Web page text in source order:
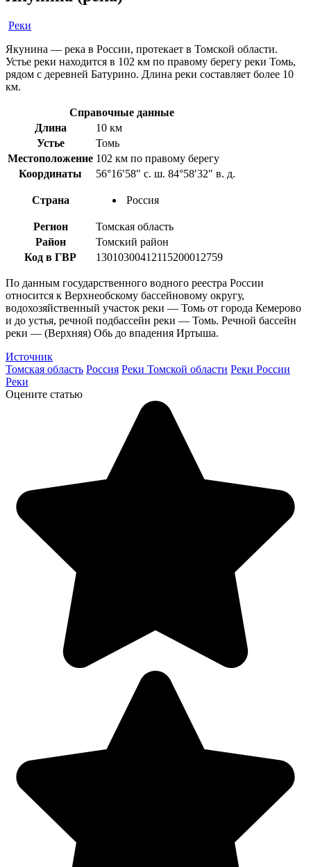
Реки
Якунина — река в России, протекает в Томской области.
Устье реки находится в 102 км по правому берегу реки Томь,
рядом с деревней Батурино. Длина реки составляет более 10
км.
Справочные данные
Длина
10 км
Устье
Томь
Местоположение 102 км по правому берегу
Координаты
56°16′58″ с. ш. 84°58′32″ в. д.
Страна Россия
Регион
Томская область
Район
Томский район
Код в ГВР
13010300412115200012759
По данным государственного водного реестра России
относится к Верхнеобскому бассейновому округу,
водохозяйственный участок реки — Томь от города Кемерово
и до устья, речной подбассейн реки — Томь. Речной бассейн
реки — (Верхняя) Обь до впадения Иртыша.
Источник
Томская область Россия Реки Томской области Реки России
Реки
Оцените статью